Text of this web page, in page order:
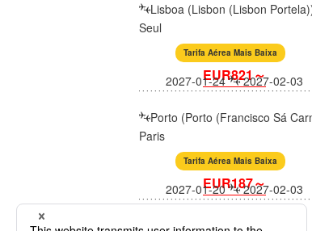
Lisboa (Lisbon (Lisbon
Seul
Tarifa Aérea Mais Baixa
EUR821～
2027-01-24 2027-02-03
Porto (Porto (Francisco Sá
Paris
Tarifa Aérea Mais Baixa
EUR187～
2027-01-20 2027-02-03